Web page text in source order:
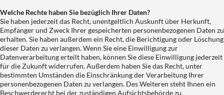
Welche Rechte haben Sie bezüglich Ihrer Daten?
Sie haben jederzeit das Recht, unentgeltlich Auskunft über Herkunft,
Empfänger und Zweck Ihrer gespeicherten personenbezogenen Daten zu
erhalten. Sie haben außerdem ein Recht, die Berichtigung oder Löschung
dieser Daten zu verlangen. Wenn Sie eine Einwilligung zur
Datenverarbeitung erteilt haben, können Sie diese Einwilligung jederzeit
für die Zukunft widerrufen. Außerdem haben Sie das Recht, unter
bestimmten Umständen die Einschränkung der Verarbeitung Ihrer
personenbezogenen Daten zu verlangen. Des Weiteren steht Ihnen ein
Beschwerderecht bei der zuständigen Aufsichtsbehörde zu.